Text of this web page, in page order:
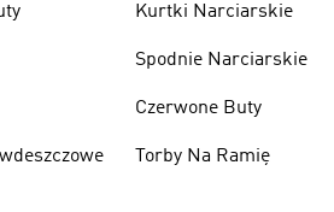
Kurtki Narciarskie
Spodnie Narciarskie
Czerwone Buty
Torby Na Ramię